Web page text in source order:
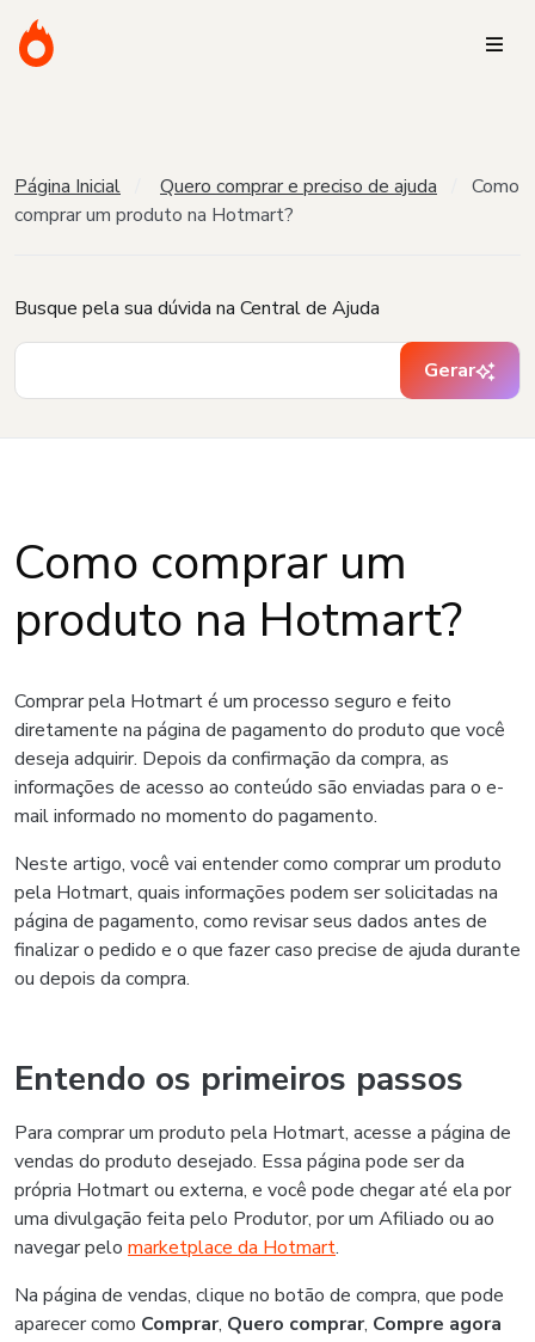
Página Inicial Quero comprar e preciso de ajuda
Como
comprar um produto na Hotmart?
Busque pela sua dúvida na Central de Ajuda
Gerar
Como comprar um
produto na Hotmart?
Comprar pela Hotmart é um processo seguro e feito
diretamente na página de pagamento do produto que você
deseja adquirir. Depois da confirmação da compra, as
informações de acesso ao conteúdo são enviadas para o e-
mail informado no momento do pagamento.
Neste artigo, você vai entender como comprar um produto
pela Hotmart, quais informações podem ser solicitadas na
página de pagamento, como revisar seus dados antes de
finalizar o pedido e o que fazer caso precise de ajuda durante
ou depois da compra.
Entendo os primeiros passos
Para comprar um produto pela Hotmart, acesse a página de
vendas do produto desejado. Essa página pode ser da
própria Hotmart ou externa, e você pode chegar até ela por
uma divulgação feita pelo Produtor, por um Afiliado ou ao
navegar pelo marketplace da Hotmart.
Na página de vendas, clique no botão de compra, que pode
aparecer como Comprar, Quero comprar, Compre agora